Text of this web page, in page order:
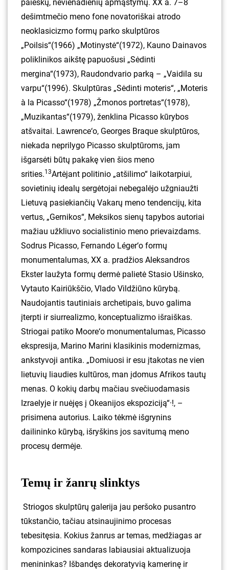
paieškų, nevienadienių apmąstymų. XX a. 7–8
dešimtmečio meno fone novatoriškai atrodo
neoklasicizmo formų parko skulptūros
„Poilsis“(1966) „Motinystė“(1972), Kauno Dainavos
poliklinikos aikštę papuošusi „Sėdinti
mergina“(1973), Raudondvario parką – „Vaidila su
varpu“(1996). Skulptūras „Sėdinti moteris“, „Moteris
à la Picasso“(1978) „Žmonos portretas“(1978),
„Muzikantas“(1979), ženklina Picasso kūrybos
atšvaitai. Lawrence‘o, Georges Braque skulptūros,
niekada neprilygo Picasso skulptūroms, jam
išgarsėti būtų pakakę vien šios meno
srities.13Artėjant politinio „atšilimo“ laikotarpiui,
sovietinių idealų sergėtojai nebegalėjo užgniaužti
Lietuvą pasiekiančių Vakarų meno tendencijų, kita
vertus, „Gernikos“, Meksikos sienų tapybos autoriai
mažiau užkliuvo socialistinio meno prievaizdams.
Sodrus Picasso, Fernando Léger‘o formų
monumentalumas, XX a. pradžios Aleksandros
Ekster laužyta formų dermė palietė Stasio Ušinsko,
Vytauto Kairiūkščio, Vlado Vildžiūno kūrybą.
Naudojantis tautiniais archetipais, buvo galima
įterpti ir siurrealizmo, konceptualizmo išraiškas.
Striogai patiko Moore‘o monumentalumas, Picasso
ekspresija, Marino Marini klasikinis modernizmas,
ankstyvoji antika. „Domiuosi ir esu įtakotas ne vien
lietuvių liaudies kultūros, man įdomus Afrikos tautų
menas. O kokių darbų mačiau svečiuodamasis
Izraelyje ir nuėjęs į Okeanijos ekspoziciją“·!, –
prisimena autorius. Laiko tėkmė išgrynins
dailininko kūrybą, išryškins jos savitumą meno
procesų dermėje.
Temų ir žanrų slinktys
Striogos skulptūrų galerija jau peršoko pusantro
tūkstančio, tačiau atsinaujinimo procesas
tebesitęsia. Kokius žanrus ar temas, medžiagas ar
kompozicines sandaras labiausiai aktualizuoja
menininkas? Išbandęs dekoratyvią kamerinę ir